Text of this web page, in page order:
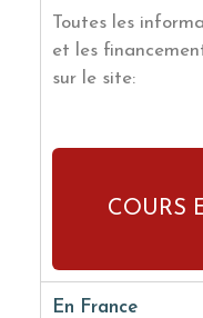
Toutes les
et les
sur le site:
COURS
En France